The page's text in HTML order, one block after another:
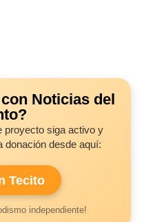
Noticias del
proyecto siga activo y
donación desde aquí:
Tecito
independiente!